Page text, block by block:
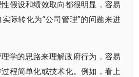
假设和绩效取向都很明显，容易
际转化为“公司管理”的问题来进
学的思路来理解政府行为，容易
程简单化或技术化。例如，看上